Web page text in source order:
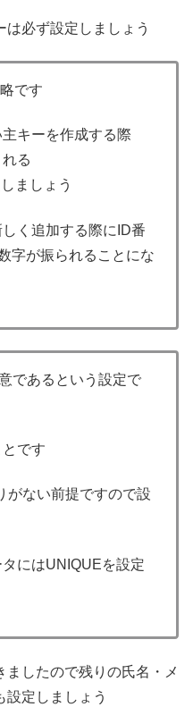
必ず設定しましょう
です
キーを作成する際
る
ましょう
く追加する際にID番
字が振られることにな
であるという設定で
です
がない前提ですので設
にはUNIQUEを設定
ましたので残りの氏名・メ
設定しましょう